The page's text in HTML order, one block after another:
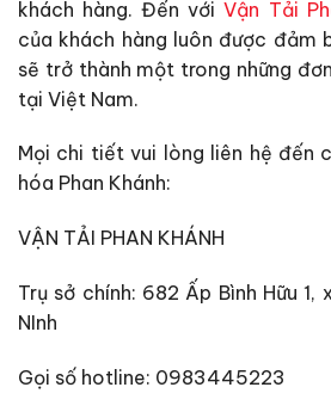
khách hàng. Đến với Vận Tải
của khách hàng luôn được đảm
sẽ trở thành một trong những
tại Việt Nam.
Mọi chi tiết vui lòng liên hệ đến
hóa Phan Khánh:
VẬN TẢI PHAN KHÁNH
Trụ sở chính: 682 Ấp Bình Hữu 1,
NInh
Gọi số hotline: 0983445223